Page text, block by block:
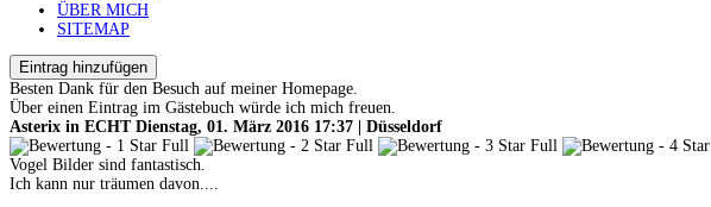
ÜBER MICH
SITEMAP
Eintrag hinzufügen
Besten Dank für den Besuch auf meiner Homepage.
Über einen Eintrag im Gästebuch würde ich mich freuen.
Asterix in ECHT Dienstag, 01. März 2016 17:37 | Düsseldorf
Vogel Bilder sind fantastisch.
Ich kann nur träumen davon....